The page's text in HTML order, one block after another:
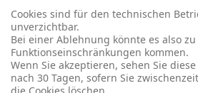
16. Juli 2026
Jumping Fitness Erwachsene
16. Juli 2026
Kinderfest in Neukirchen
16. Juli 2026
Cookies sind für den technischen
unverzichtbar.
Bei einer Ablehnung könnte es also zu
Funktionseinschränkungen kommen.
Wenn Sie akzeptieren, sehen Sie
nach 30 Tagen, sofern Sie